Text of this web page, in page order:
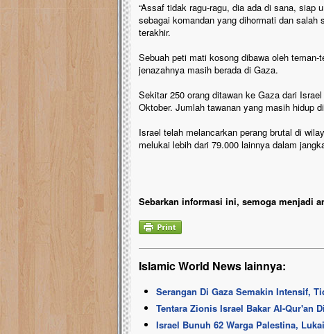
“Assaf tidak ragu-ragu, dia ada di sana, siap
sebagai komandan yang dihormati dan
terakhir.
Sebuah peti mati kosong dibawa oleh
jenazahnya masih berada di Gaza.
Sekitar 250 orang ditawan ke Gaza dari
Oktober. Jumlah tawanan yang masih hidup
Israel telah melancarkan perang brutal di
melukai lebih dari 79.000 lainnya dalam
Sebarkan informasi ini, semoga menjadi
Islamic World News lainnya:
Serangan Di Gaza Semakin Intensif,
Tentara Zionis Israel Bakar Al-Qur'an
Israel Bunuh 62 Warga Palestina,